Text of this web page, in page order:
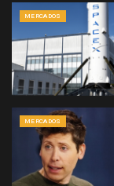
MERCADOS
MERCADOS